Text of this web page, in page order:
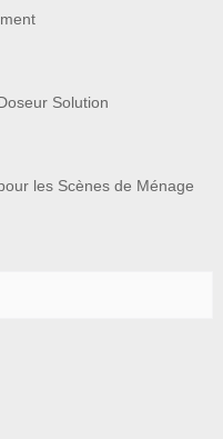
Solution
les Scènes de Ménage